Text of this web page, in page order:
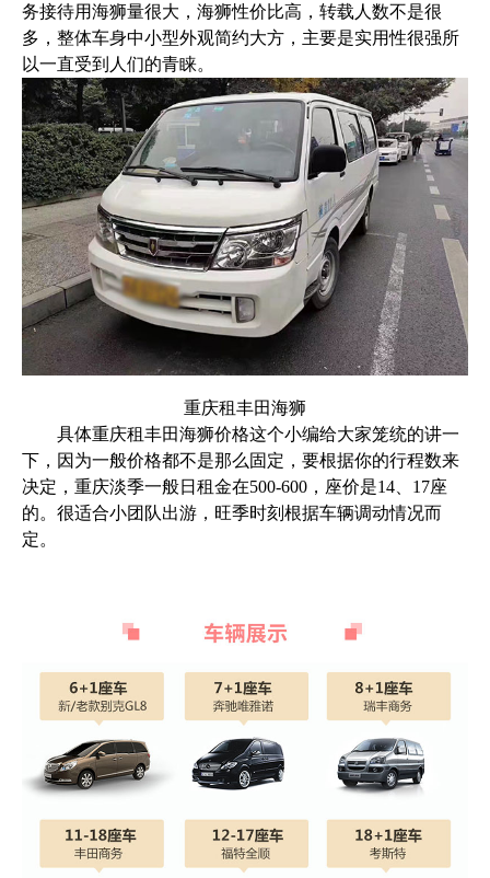
务接待用海狮量很大，海狮性价比高，转载人数不是很
多，整体车身中小型外观简约大方，主要是实用性很强所
以一直受到人们的青睐。
重庆租丰田海狮
具体重庆租丰田海狮价格这个小编给大家笼统的讲一
下，因为一般价格都不是那么固定，要根据你的行程数来
决定，重庆淡季一般日租金在500-600，座价是14、17座
的。很适合小团队出游，旺季时刻根据车辆调动情况而
定。